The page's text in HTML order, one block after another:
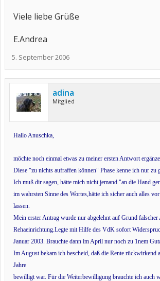
Viele liebe Grüße
E.Andrea
5. September 2006
adina
Mitglied
Hallo Anuschka,
möchte noch einmal etwas zu meiner ersten Antwort
Diese "zu nichts aufraffen können" Phase kenne ich nur zu
Ich muß dir sagen, hätte mich nicht jemand "an die Hand
im wahrsten Sinne des Wortes,hätte ich sicher auch alles
lassen.
Mein erster Antrag wurde nur abgelehnt auf Grund falscher
Rehaeinrichtung.Legte mit Hilfe des VdK sofort
Januar 2003. Brauchte dann im April nur noch zu 1nem
Im August bekam ich bescheid, daß die Rente rückwirkend
Jahre
bewilligt war. Für die Weiterbewilligung brauchte ich auch